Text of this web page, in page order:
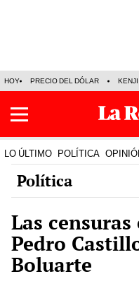
HOY PRECIO DEL DÓLAR KENJI
LO ÚLTIMO POLÍTICA
Política
Las
Pedro
Boluarte